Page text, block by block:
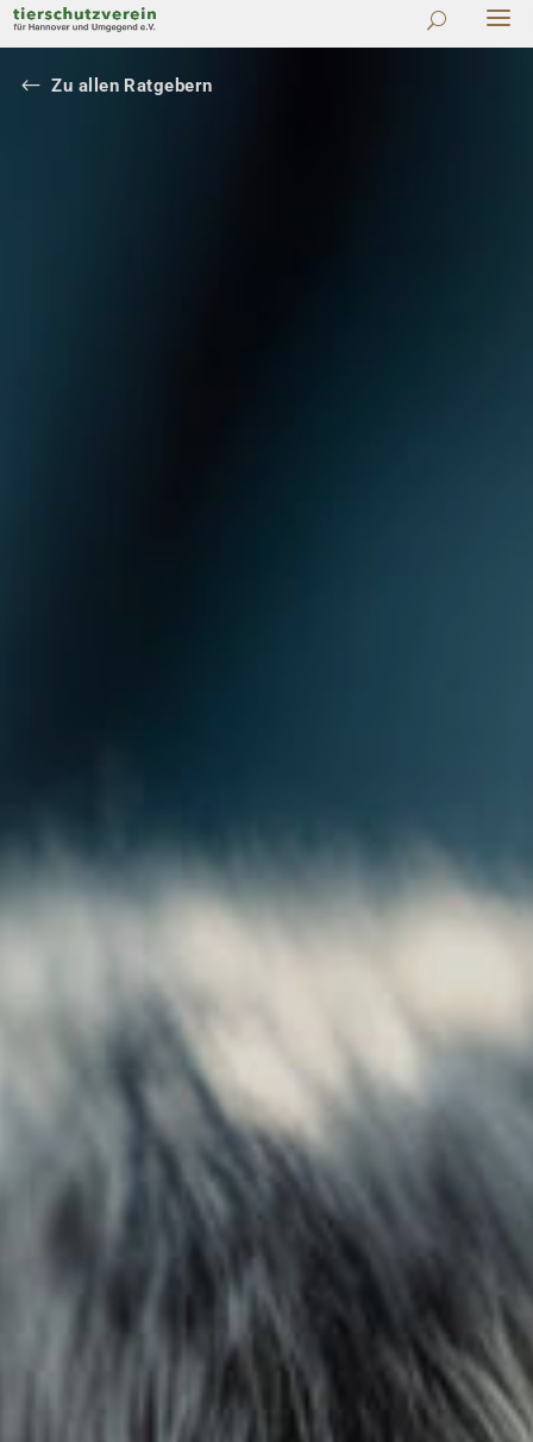
# Zu allen Ratgebern